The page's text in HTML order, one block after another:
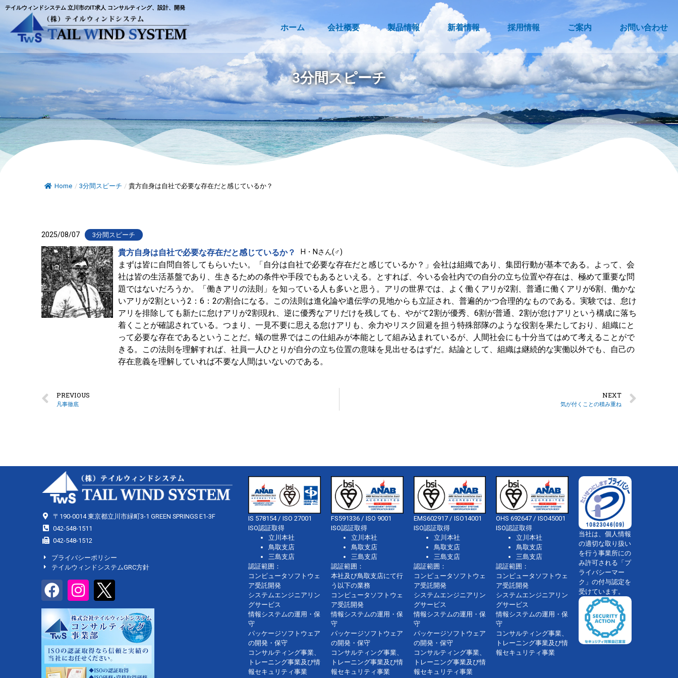
テイルウィンドシステム 立川市のIT求人 コンサルティング、設計、開発
ホーム 会社概要 製品情報 新着情報 採用情報 ご案内 お問い合わせ
3分間スピーチ
Home / 3分間スピーチ / 貴方自身は自社で必要な存在だと感じているか？
2025/08/07 3分間スピーチ
貴方自身は自社で必要な存在だと感じているか？ H・Nさん(♂)
まずは皆に自問自答してもらいたい。「自分は自社で必要な存在だと感じているか？」会社は組織であり、集団行動が基本である。よって、会
社は皆の生活基盤であり、生きるための条件や手段でもあるといえる。とすれば、今いる会社内での自分の立ち位置や存在は、極めて重要な問
題ではないだろうか。「働きアリの法則」を知っている人も多いと思う。アリの世界では、よく働くアリが2割、普通に働くアリが6割、働かな
いアリが2割という2：6：2の割合になる。この法則は進化論や遺伝学の見地からも立証され、普遍的かつ合理的なものである。実験では、怠け
アリを排除しても新たに怠けアリが2割現れ、逆に優秀なアリだけを残しても、やがて2割が優秀、6割が普通、2割が怠けアリという構成に落ち
着くことが確認されている。つまり、一見不要に思える怠けアリも、余力やリスク回避を担う特殊部隊のような役割を果たしており、組織にと
って必要な存在であるということだ。蟻の世界ではこの仕組みが本能として組み込まれているが、人間社会にも十分当てはめて考えることがで
きる。この法則を理解すれば、社員一人ひとりが自分の立ち位置の意味を見出せるはずだ。結論として、組織は継続的な実働以外でも、自己の
存在意義を理解していれば不要な人間はいないのである。
PREVIOUS
凡事徹底
NEXT
気が付くことの積み重ね
〒190-0014 東京都立川市緑町3-1 GREEN SPRINGS E1-3F
042-548-1511
042-548-1512
プライバシーポリシー
テイルウィンドシステムGRC方針
IS 578154 / ISO 27001
ISO認証取得
立川本社
鳥取支店
三島支店
認証範囲：
コンピュータソフトウェ
ア受託開発
システムエンジニアリン
グサービス
情報システムの運用・保
守
パッケージソフトウェア
の開発・保守
コンサルティング事業、
トレーニング事業及び情
報セキュリティ事業
FS591336 / ISO 9001
ISO認証取得
立川本社
鳥取支店
三島支店
認証範囲：
本社及び鳥取支店にて行
う以下の業務
コンピュータソフトウェ
ア受託開発
情報システムの運用・保
守
パッケージソフトウェア
の開発・保守
コンサルティング事業、
トレーニング事業及び情
報セキュリティ事業
EMS602917 / ISO14001
ISO認証取得
立川本社
鳥取支店
三島支店
認証範囲：
コンピュータソフトウェ
ア受託開発
システムエンジニアリン
グサービス
情報システムの運用・保
守
パッケージソフトウェア
の開発・保守
コンサルティング事業、
トレーニング事業及び情
報セキュリティ事業
OHS 692647 / ISO45001
ISO認証取得
立川本社
鳥取支店
三島支店
認証範囲：
コンピュータソフトウェ
ア受託開発
システムエンジニアリン
グサービス
情報システムの運用・保
守
コンサルティング事業、
トレーニング事業及び情
報セキュリティ事業
当社は、個人情報
の適切な取り扱い
を行う事業所にの
み許可される「プ
ライバシーマー
ク」の付与認定を
受けています。